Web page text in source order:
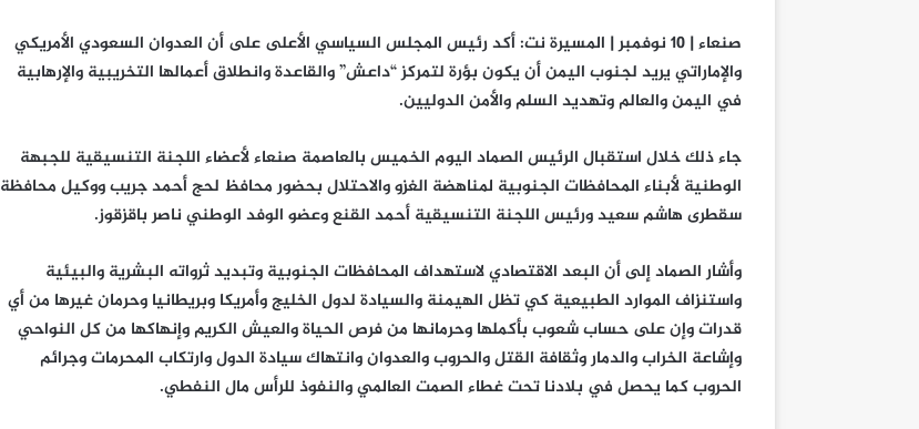
صنعاء | 10 نوفمبر | المسيرة نت: أكد رئيس المجلس السياسي الأعلى على أن العدوان السعودي الأمريكي
والإماراتي يريد لجنوب اليمن أن يكون بؤرة لتمركز “داعش” والقاعدة وانطلاق أعمالها التخريبية والإرهابية
في اليمن والعالم وتهديد السلم والأمن الدوليين.
جاء ذلك خلال استقبال الرئيس الصماد اليوم الخميس بالعاصمة صنعاء لأعضاء اللجنة التنسيقية للجبهة
الوطنية لأبناء المحافظات الجنوبية لمناهضة الغزو والاحتلال بحضور محافظ لحج أحمد جريب ووكيل محافظة
سقطرى هاشم سعيد ورئيس اللجنة التنسيقية أحمد القنع وعضو الوفد الوطني ناصر باقزقوز.
وأشار الصماد إلى أن البعد الاقتصادي لاستهداف المحافظات الجنوبية وتبديد ثرواته البشرية والبيئية
واستنزاف الموارد الطبيعية كي تظل الهيمنة والسيادة لدول الخليج وأمريكا وبريطانيا وحرمان غيرها من أي
قدرات وإن على حساب شعوب بأكملها وحرمانها من فرص الحياة والعيش الكريم وإنهاكها من كل النواحي
وإشاعة الخراب والدمار وثقافة القتل والحروب والعدوان وانتهاك سيادة الدول وارتكاب المحرمات وجرائم
الحروب كما يحصل في بلادنا تحت غطاء الصمت العالمي والنفوذ للرأس مال النفطي.